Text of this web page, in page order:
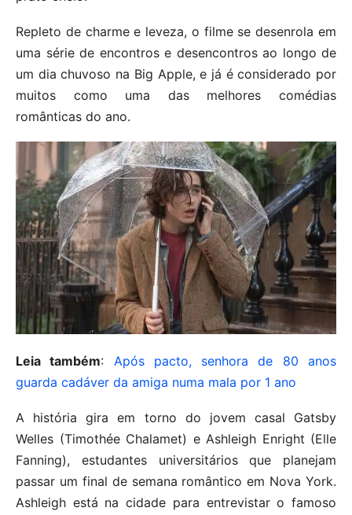
Repleto de charme e leveza, o filme se desenrola em
uma série de encontros e desencontros ao longo de
um dia chuvoso na Big Apple, e já é considerado por
muitos como uma das melhores comédias
românticas do ano.
Leia também: Após pacto, senhora de 80 anos
guarda cadáver da amiga numa mala por 1 ano
A história gira em torno do jovem casal Gatsby
Welles (Timothée Chalamet) e Ashleigh Enright (Elle
Fanning), estudantes universitários que planejam
passar um final de semana romântico em Nova York.
Ashleigh está na cidade para entrevistar o famoso